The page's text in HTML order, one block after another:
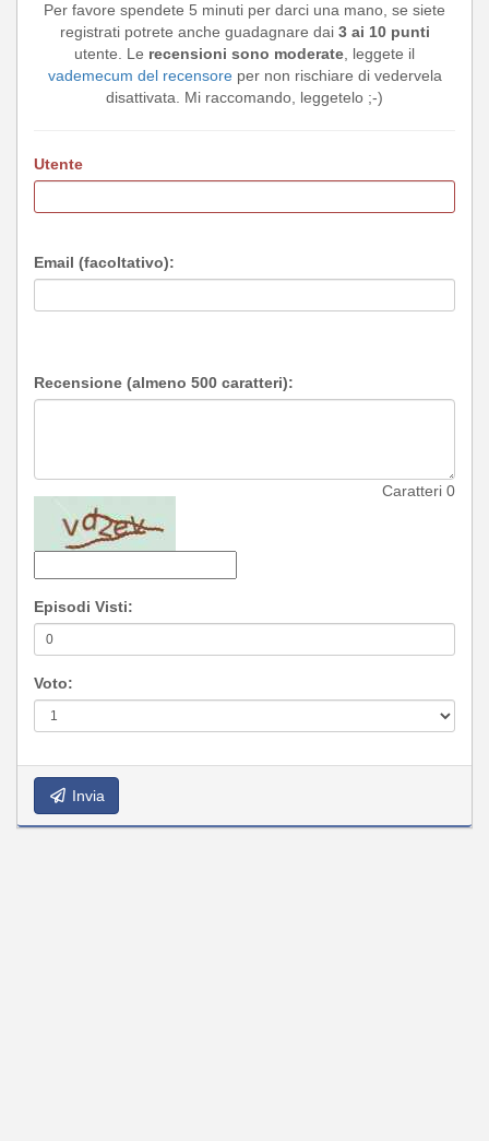
Per favore spendete 5 minuti per darci una mano, se siete
registrati potrete anche guadagnare dai 3 ai 10 punti
utente. Le recensioni sono moderate, leggete il
vademecum del recensoreper non rischiare di vedervela
disattivata. Mi raccomando, leggetelo ;-)
Utente
Email (facoltativo):
Recensione (almeno 500 caratteri):
Caratteri 0
Episodi Visti:
Voto:
Invia